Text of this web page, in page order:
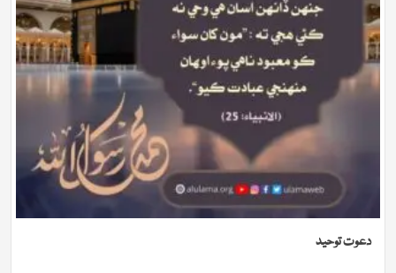
دعوت توحيد